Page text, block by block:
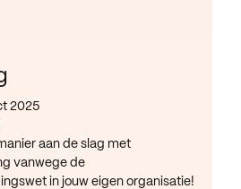
2025
aan de slag met
vanwege de
in jouw eigen organisatie!